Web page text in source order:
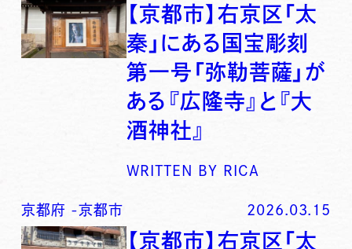
【京都市】右京区「太
秦」にある国宝彫刻
第一号「弥勒菩薩」が
ある『広隆寺』と『大
酒神社』
WRITTEN BY RICA
京都府 -京都市 2026.03.15
【京都市】右京区「太